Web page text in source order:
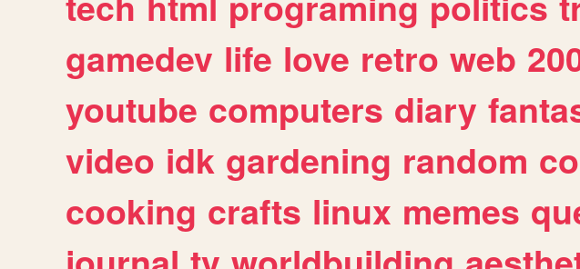
gamedev life love retro web
youtube computers diary
video idk gardening random
cooking crafts linux memes